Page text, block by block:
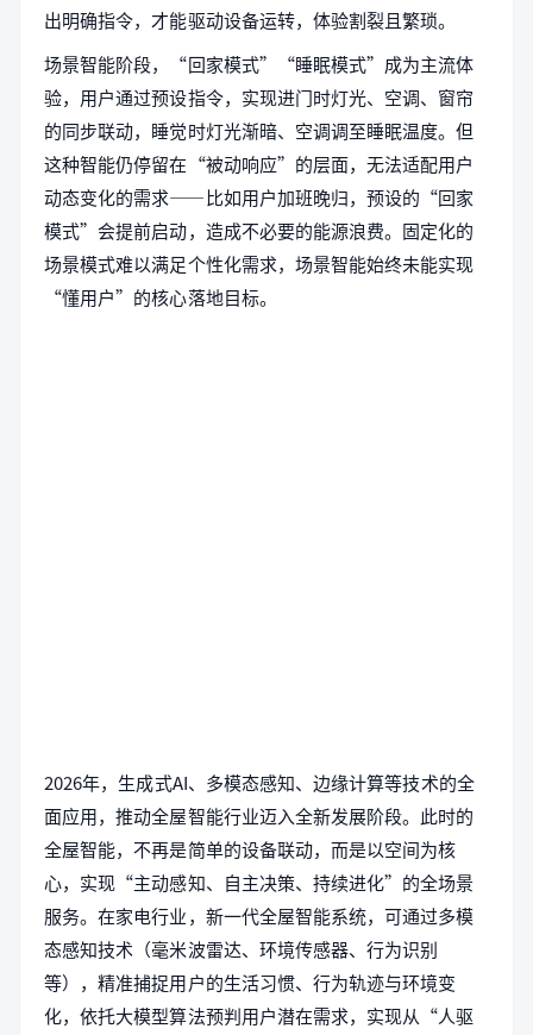
出明确指令，才能驱动设备运转，体验割裂且繁琐。
场景智能阶段，“回家模式”“睡眠模式”成为主流体
验，用户通过预设指令，实现进门时灯光、空调、窗帘
的同步联动，睡觉时灯光渐暗、空调调至睡眠温度。但
这种智能仍停留在“被动响应”的层面，无法适配用户
动态变化的需求——比如用户加班晚归，预设的“回家
模式”会提前启动，造成不必要的能源浪费。固定化的
场景模式难以满足个性化需求，场景智能始终未能实现
“懂用户”的核心落地目标。
2026年，生成式AI、多模态感知、边缘计算等技术的全
面应用，推动全屋智能行业迈入全新发展阶段。此时的
全屋智能，不再是简单的设备联动，而是以空间为核
心，实现“主动感知、自主决策、持续进化”的全场景
服务。在家电行业，新一代全屋智能系统，可通过多模
态感知技术（毫米波雷达、环境传感器、行为识别
等），精准捕捉用户的生活习惯、行为轨迹与环境变
化，依托大模型算法预判用户潜在需求，实现从“人驱